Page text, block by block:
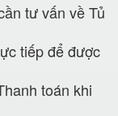
tư vấn về Tủ
tiếp để được
toán khi